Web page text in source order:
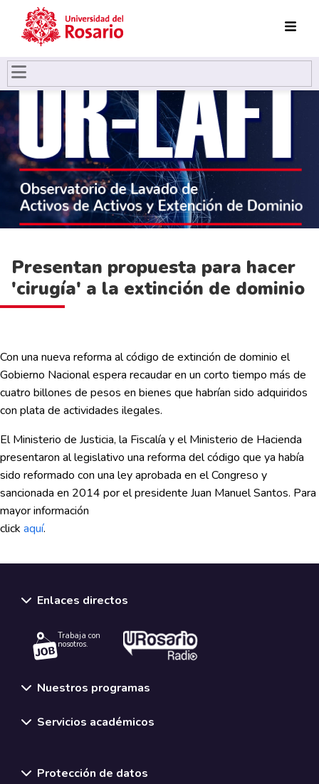
Pasar al contenido principal
Presentan propuesta para hacer
'cirugía' a la extinción de dominio
Con una nueva reforma al código de extinción de dominio el
Gobierno Nacional espera recaudar en un corto tiempo más de
cuatro billones de pesos en bienes que habrían sido adquiridos
con plata de actividades ilegales.
El Ministerio de Justicia, la Fiscalía y el Ministerio de Hacienda
presentaron al legislativo una reforma del código que ya había
sido reformado con una ley aprobada en el Congreso y
sancionada en 2014 por el presidente Juan Manuel Santos. Para
mayor información
click aquí.
Enlaces directos
Trabaja con
nosotros.
Nuestros programas
Servicios académicos
Protección de datos